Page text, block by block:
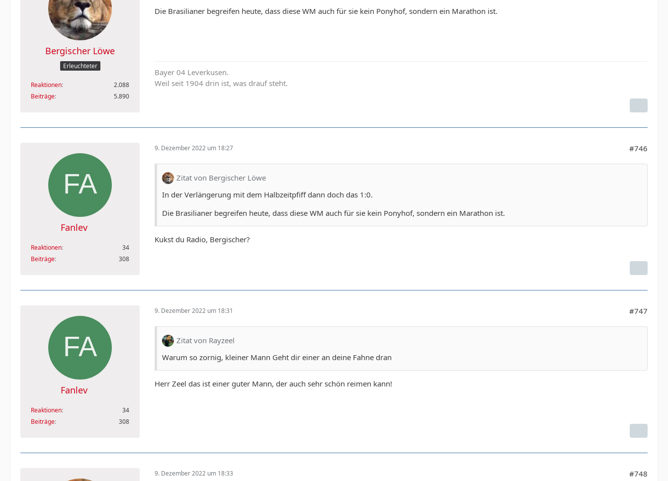
Bergischer Löwe
Erleuchteter
Reaktionen
2.088
Beiträge
5.890
Die Brasilianer begreifen heute, dass diese WM auch für sie kein Ponyhof, sondern ein Marathon ist.
Bayer 04 Leverkusen.
Weil seit 1904 drin ist, was drauf steht.
Fanlev
Reaktionen
34
Beiträge
308
9. Dezember 2022 um 18:27 #746
Zitat von Bergischer Löwe
In der Verlängerung mit dem Halbzeitpfiff dann doch das 1:0.
Die Brasilianer begreifen heute, dass diese WM auch für sie kein Ponyhof, sondern ein Marathon ist.
Kukst du Radio, Bergischer?
Fanlev
Reaktionen
34
Beiträge
308
9. Dezember 2022 um 18:31 #747
Zitat von Rayzeel
Warum so zornig, kleiner Mann Geht dir einer an deine Fahne dran
Herr Zeel das ist einer guter Mann, der auch sehr schön reimen kann!
9. Dezember 2022 um 18:33 #748